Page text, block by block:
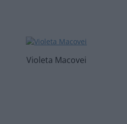
Violeta Macovei